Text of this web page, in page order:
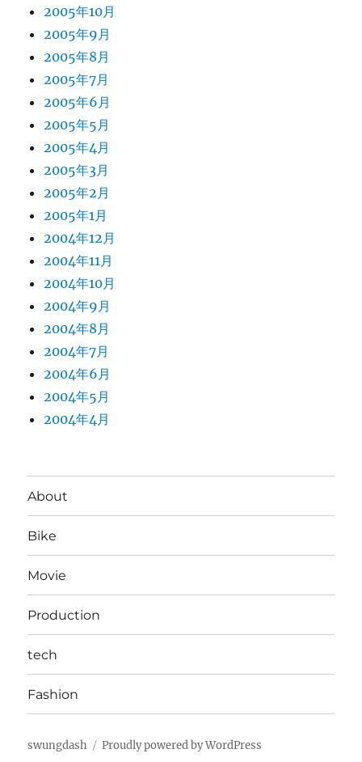
2005年10月
2005年9月
2005年8月
2005年7月
2005年6月
2005年5月
2005年4月
2005年3月
2005年2月
2005年1月
2004年12月
2004年11月
2004年10月
2004年9月
2004年8月
2004年7月
2004年6月
2004年5月
2004年4月
About
Bike
Movie
Production
tech
Fashion
swungdash Proudly powered by WordPress